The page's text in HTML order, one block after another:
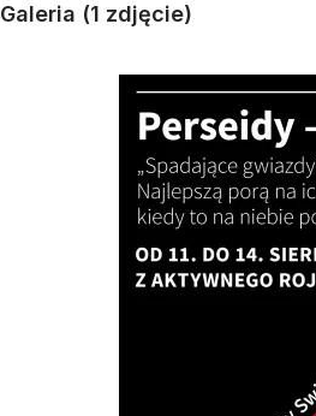
Galeria (1 zdjęcie)